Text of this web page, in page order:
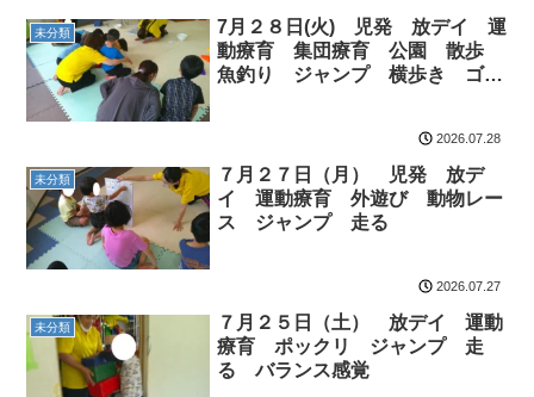
未分類
7月２８日(火) 児発 放デイ 運
動療育 集団療育 公園 散歩
魚釣り ジャンプ 横歩き ゴー
2026.07.28
未分類
７月２７日（月） 児発 放デ
イ 運動療育 外遊び 動物レー
ス ジャンプ 走る
2026.07.27
未分類
７月２５日（土） 放デイ 運動
療育 ポックリ ジャンプ 走
る バランス感覚